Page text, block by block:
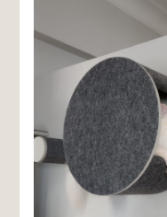
вертикальное
мебель и нервы, и
инвестировать
продуманный
вариант «для